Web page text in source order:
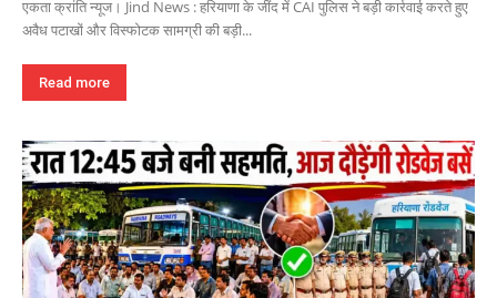
एकता क्रांति न्यूज। Jind News : हरियाणा के जींद में CAI पुलिस ने बड़ी कार्रवाई करते हुए
अवैध पटाखों और विस्फोटक सामग्री की बड़ी...
Read more